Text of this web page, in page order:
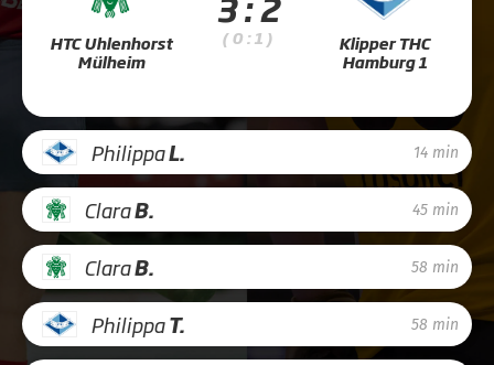
HTC Uhlenhorst
Mülheim
( 0 : 1 )
Klipper THC
Hamburg 1
PhilippaL. 14 min
ClaraB. 45 min
ClaraB. 58 min
PhilippaT. 58 min